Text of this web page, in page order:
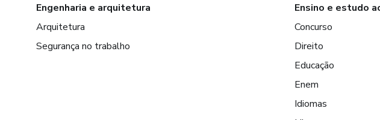
Engenharia e arquitetura
Arquitetura
Segurança no trabalho
Ensino e estudo
Concurso
Direito
Educação
Enem
Idiomas